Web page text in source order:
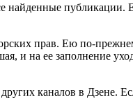
публикации.
прав. Ею по-
и на ее заполнение
каналов в